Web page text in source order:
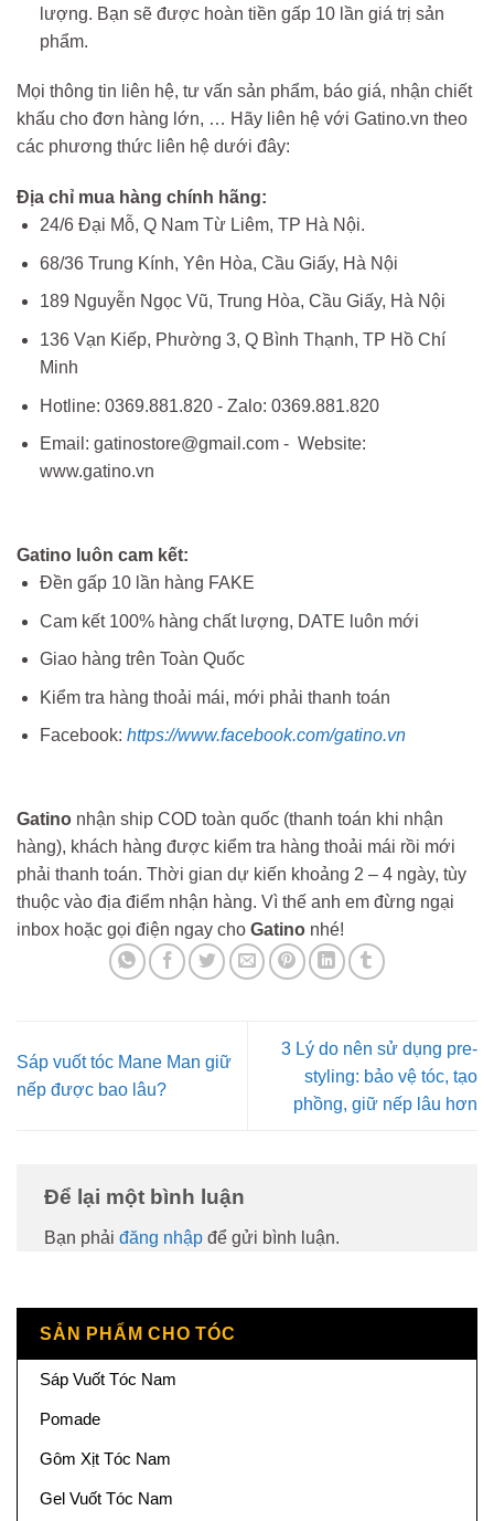
SẢN PHẨM CHO TÓC
Sáp Vuốt Tóc Nam
Pomade
Gôm Xịt Tóc Nam
Gel Vuốt Tóc Nam
lượng. Bạn sẽ được hoàn tiền gấp 10 lần giá trị sản
phẩm.
Mọi thông tin liên hệ, tư vấn sản phẩm, báo giá, nhận chiết
khấu cho đơn hàng lớn, … Hãy liên hệ với Gatino.vn theo
các phương thức liên hệ dưới đây:
Địa chỉ mua hàng chính hãng:
24/6 Đại Mỗ, Q Nam Từ Liêm, TP Hà Nội.
68/36 Trung Kính, Yên Hòa, Cầu Giấy, Hà Nội
189 Nguyễn Ngọc Vũ, Trung Hòa, Cầu Giấy, Hà Nội
136 Vạn Kiếp, Phường 3, Q Bình Thạnh, TP Hồ Chí
Minh
Hotline: 0369.881.820 - Zalo: 0369.881.820
Email: gatinostore@gmail.com - Website:
www.gatino.vn
Gatino luôn cam kết:
Đền gấp 10 lần hàng FAKE
Cam kết 100% hàng chất lượng, DATE luôn mới
Giao hàng trên Toàn Quốc
Kiểm tra hàng thoải mái, mới phải thanh toán
Facebook: https://www.facebook.com/gatino.vn
Gatino nhận ship COD toàn quốc (thanh toán khi nhận
hàng), khách hàng được kiểm tra hàng thoải mái rồi mới
phải thanh toán. Thời gian dự kiến khoảng 2 – 4 ngày, tùy
thuộc vào địa điểm nhận hàng. Vì thế anh em đừng ngại
inbox hoặc gọi điện ngay cho Gatino nhé!
Sáp vuốt tóc Mane Man giữ
nếp được bao lâu?
3 Lý do nên sử dụng pre-
styling: bảo vệ tóc, tạo
phồng, giữ nếp lâu hơn
Để lại một bình luận
Bạn phải đăng nhập để gửi bình luận.